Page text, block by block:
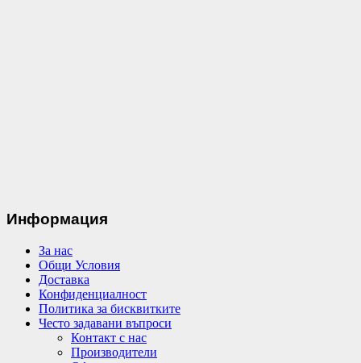
Информация
За нас
Общи Условия
Доставка
Конфиденциалност
Политика за бисквитките
Често задавани въпроси
Контакт с нас
Производители